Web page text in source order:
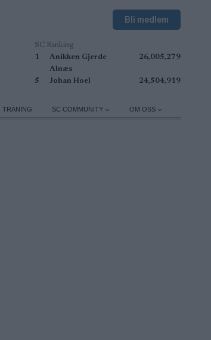
Bli medlem
SC Ranking
1
Anikken Gjerde
Alnæs
26,005,279
5 Johan Hoel 24,504,919
TRÄNING SC COMMUNITY OM OSS